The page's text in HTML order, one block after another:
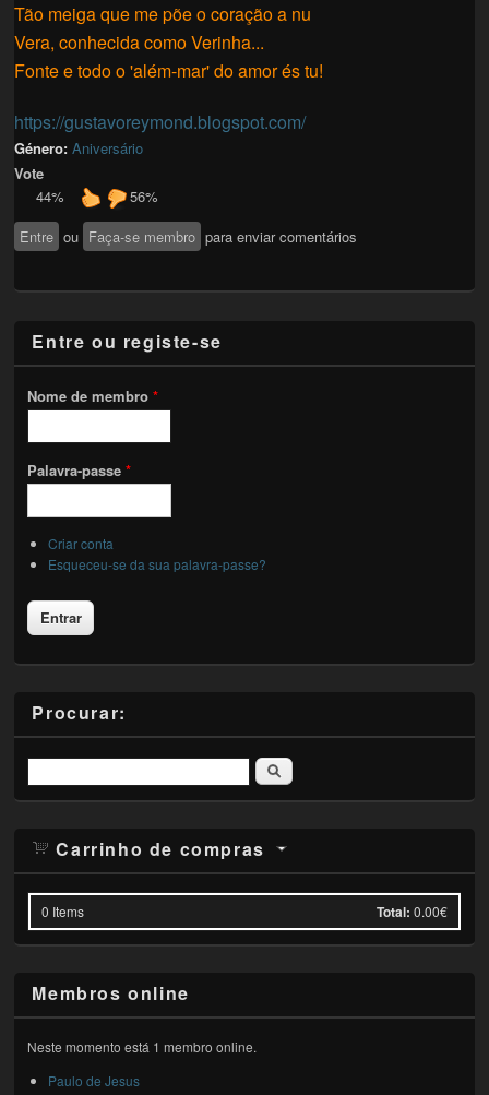
Tão meiga que me põe o coração a nu
Vera, conhecida como Verinha...
Fonte e todo o 'além-mar' do amor és tu!
https://gustavoreymond.blogspot.com/
Género:Aniversário
Vote
44%
56%
Entre ou Faça-se membro para enviar comentários
Entre ou registe-se
Nome de membro*
Palavra-passe*
Criar conta
Esqueceu-se da sua palavra-passe?
Procurar:
Pesquisar
Carrinho de compras
0 Items Total: 0.00€
Membros online
Neste momento está 1 membro online.
Paulo de Jesus